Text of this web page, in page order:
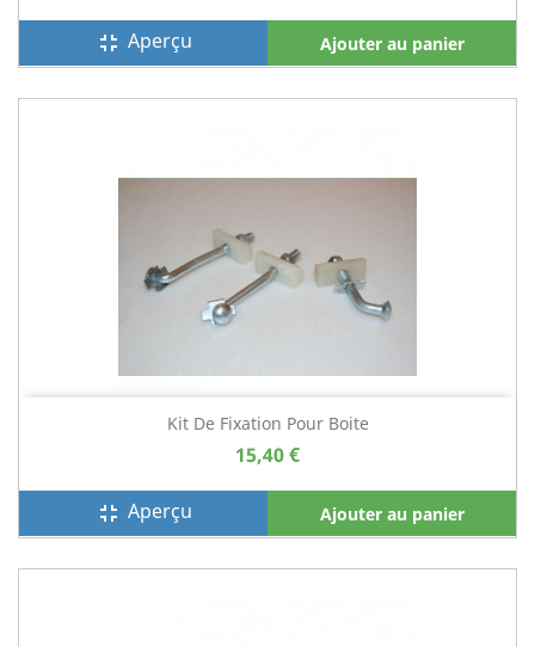
fullscreen_exit Aperçu Ajouter au panier
Kit De Fixation Pour Boite
15,40 €
fullscreen_exit Aperçu Ajouter au panier